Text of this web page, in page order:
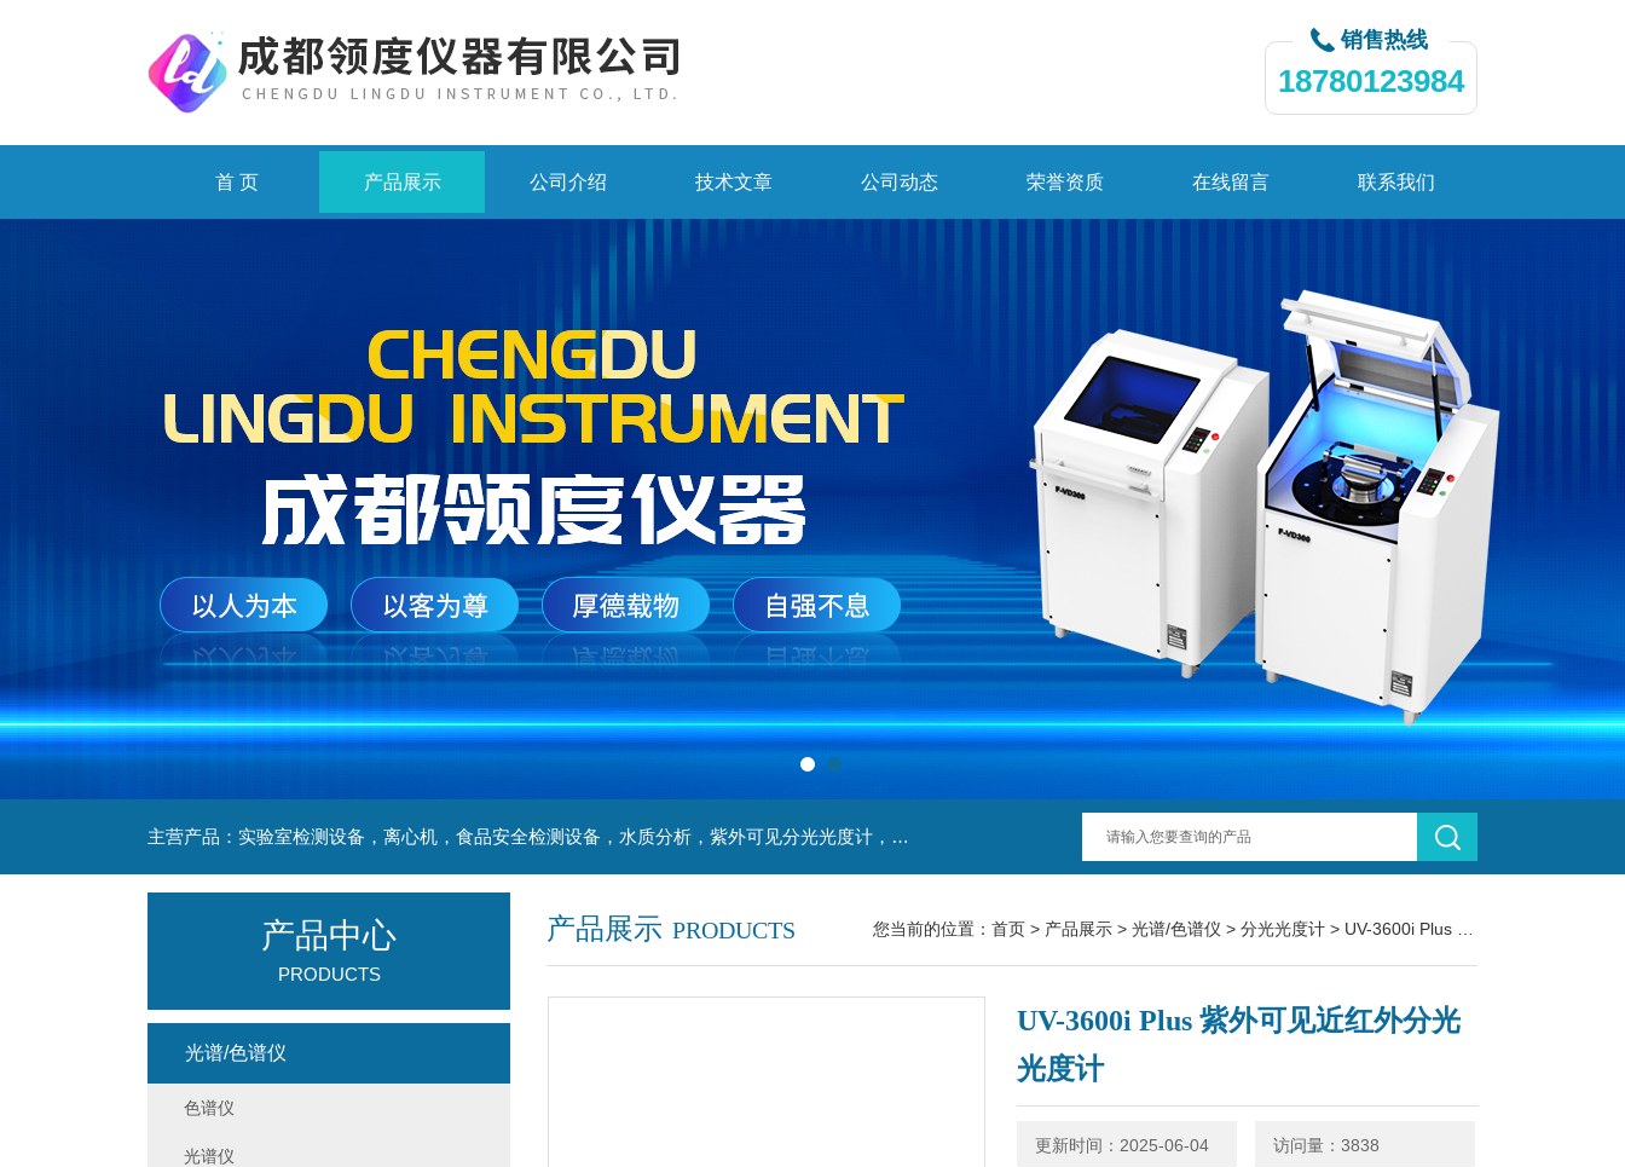
销售热线
18780123984
首 页 产品展示 公司介绍 技术文章 公司动态 荣誉资质 在线留言 联系我们
主营产品：实验室检测设备，离心机，食品安全检测设备，水质分析，紫外可见分光光度计，液氮罐，万分之一天平，离心机生物实验室工程，移液器
产品展示 PRODUCTS 您当前的位置： 首页 > 产品展示 > 光谱/色谱仪 > 分光光度计 > UV-3600i Plus 紫外可见近红外分光光度计
UV-3600i Plus 紫外可见近红外分光
光度计
更新时间：2025-06-04 访问量：3838
产品中心
PRODUCTS
光谱/色谱仪
色谱仪
光谱仪